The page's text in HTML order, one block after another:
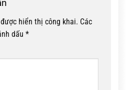
hiển thị công khai. Các
dấu *